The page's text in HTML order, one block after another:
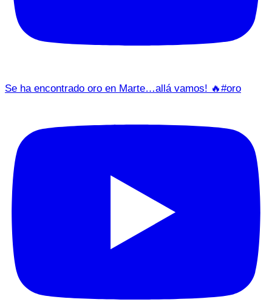
Se ha encontrado oro en Marte…allá vamos! 🔥#oro